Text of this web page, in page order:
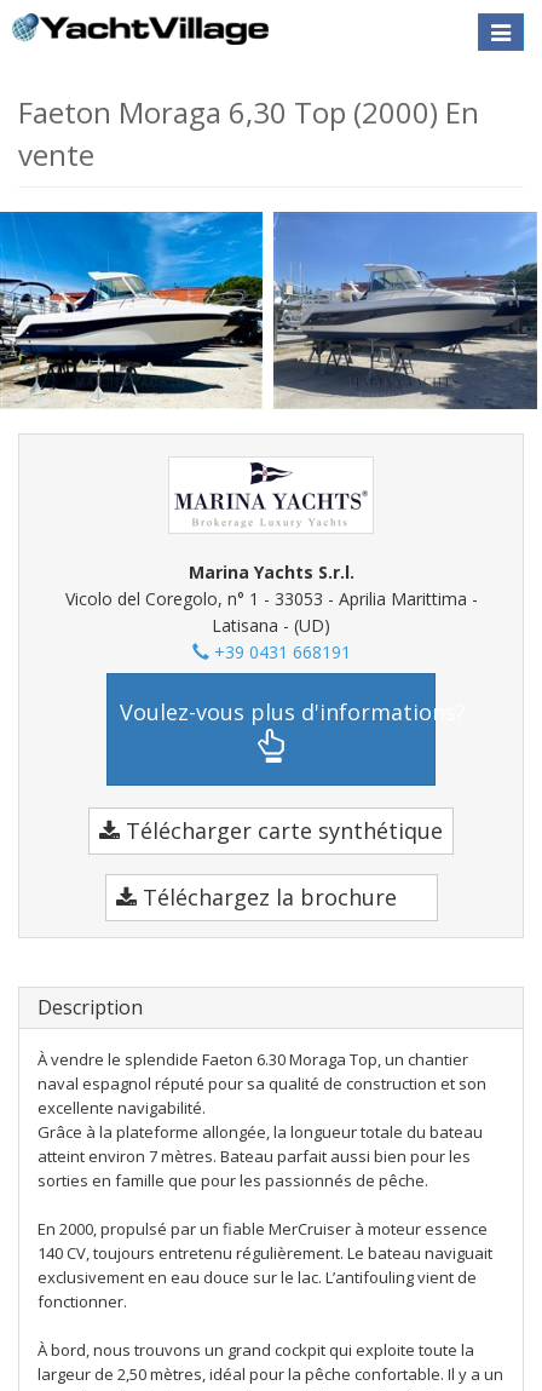
Toggle
Faeton Moraga 6,30 Top (2000) En
vente
Marina Yachts S.r.l.
Vicolo del Coregolo, n° 1 - 33053 - Aprilia Marittima -
Latisana - (UD)
+39 0431 668191
Voulez-vous plus d'informations?
Télécharger carte synthétique
Téléchargez la brochure
Description
À vendre le splendide Faeton 6.30 Moraga Top, un chantier
naval espagnol réputé pour sa qualité de construction et son
excellente navigabilité.
Grâce à la plateforme allongée, la longueur totale du bateau
atteint environ 7 mètres. Bateau parfait aussi bien pour les
sorties en famille que pour les passionnés de pêche.
En 2000, propulsé par un fiable MerCruiser à moteur essence
140 CV, toujours entretenu régulièrement. Le bateau naviguait
exclusivement en eau douce sur le lac. L’antifouling vient de
fonctionner.
À bord, nous trouvons un grand cockpit qui exploite toute la
largeur de 2,50 mètres, idéal pour la pêche confortable. Il y a un